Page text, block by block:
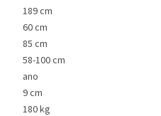
189 cm
60 cm
85 cm
58-100 cm
ano
9 cm
180 kg